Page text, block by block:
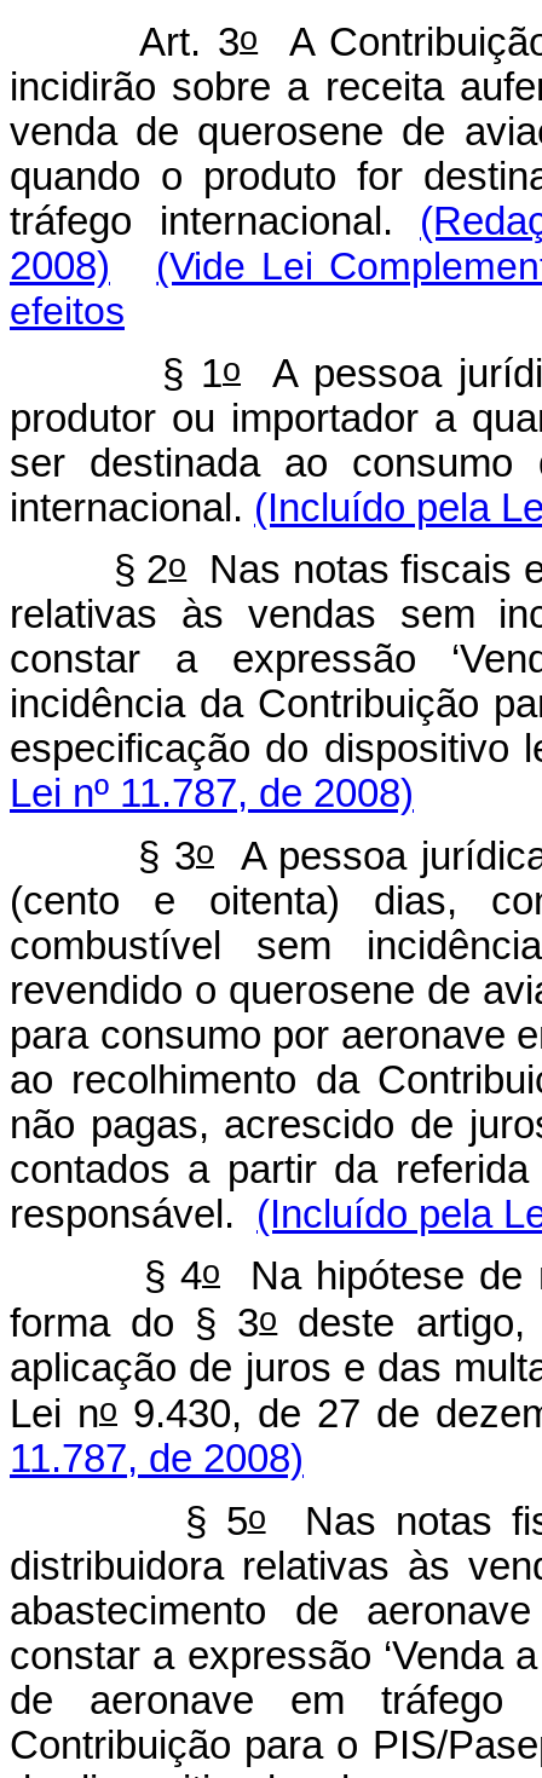
Art. 3oA
incidirão sobre a receita
venda de querosene de
quando o produto for
tráfego internacional.
2008)
(Vide Lei
efeitos
§ 1o
A pessoa
produtor ou importador a
ser destinada ao consumo
internacional. (Incluído pela
§ 2oNas notas fiscais
relativas às vendas sem
constar a expressão
incidência da Contribuição
especificação do
Lei nº 11.787, de 2008)
§ 3o
A pessoa
(cento e oitenta) dias,
combustível sem
revendido o querosene de
para consumo por aeronave
ao recolhimento da
não pagas, acrescido de
contados a partir da
responsável. (Incluído pela
§ 4o
Na hipótese de
forma do § 3odeste artigo,
aplicação de juros e das
Lei no 9.430, de 27 de
11.787, de 2008)
§ 5oNas notas
distribuidora relativas às
abastecimento de
constar a expressão ‘Venda
de aeronave em tráfego
Contribuição para o PIS/